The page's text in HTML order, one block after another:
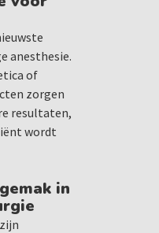
anesthesie.
of
zorgen
resultaten,
wordt
in